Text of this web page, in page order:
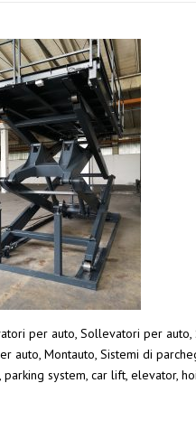
per auto, Sollevatori per
auto, Montauto, Sistemi di
parking system, car lift, elevator,